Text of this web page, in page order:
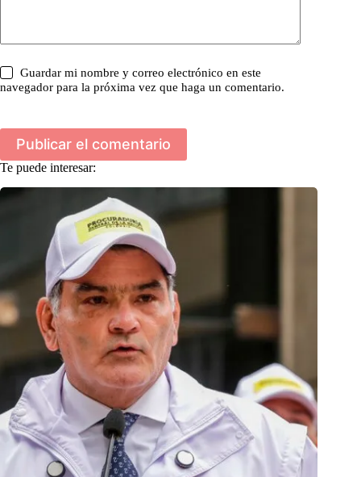
Guardar mi nombre y correo electrónico en este
navegador para la próxima vez que haga un comentario.
Publicar el comentario
Te puede interesar: